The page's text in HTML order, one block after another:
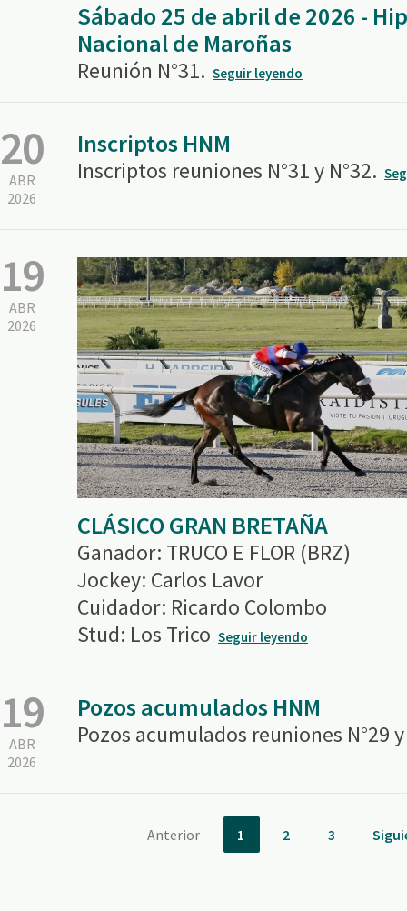
Sábado 25 de abril de 2026 -
Nacional de Maroñas
Reunión N°31. Seguir leyendo
20
ABR
2026
Inscriptos HNM
Inscriptos reuniones N°31 y N°32.
19
ABR
2026
CLÁSICO GRAN BRETAÑA
Ganador: TRUCO E FLOR (BRZ)
Jockey: Carlos Lavor
Cuidador: Ricardo Colombo
Stud: Los Trico Seguir leyendo
19
ABR
2026
Pozos acumulados HNM
Pozos acumulados reuniones N°29 y
Anterior 1 2 3